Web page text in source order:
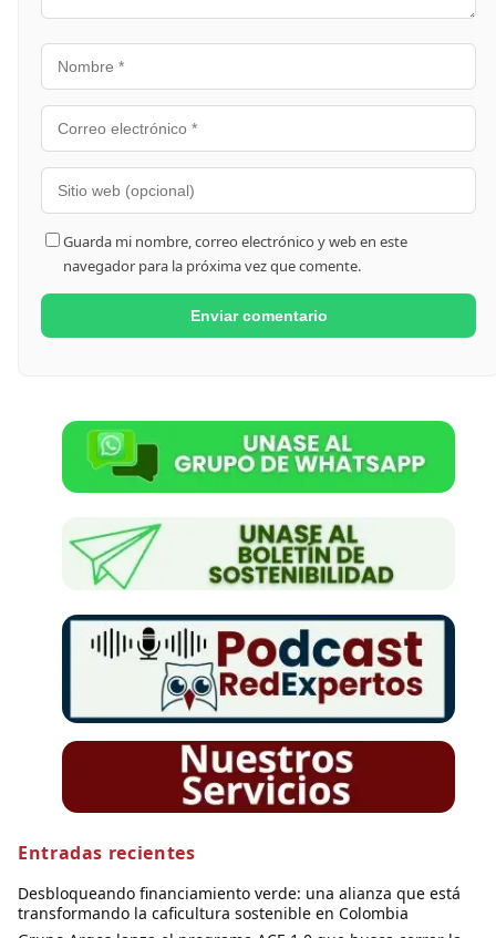
Guarda mi nombre, correo electrónico y web en este
navegador para la próxima vez que comente.
Entradas recientes
Desbloqueando financiamiento verde: una alianza que está
transformando la caficultura sostenible en Colombia